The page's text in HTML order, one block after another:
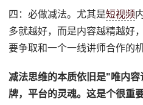
四：必做减法。尤其是短视频
多就越好，而是内容越精越好
要争取和一个一线讲师合作的
减法思维的本质依旧是"唯内
牌，平台的灵魂。这是个很重